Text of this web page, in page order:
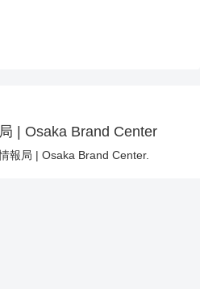
| Osaka Brand Center
報局 | Osaka Brand Center.